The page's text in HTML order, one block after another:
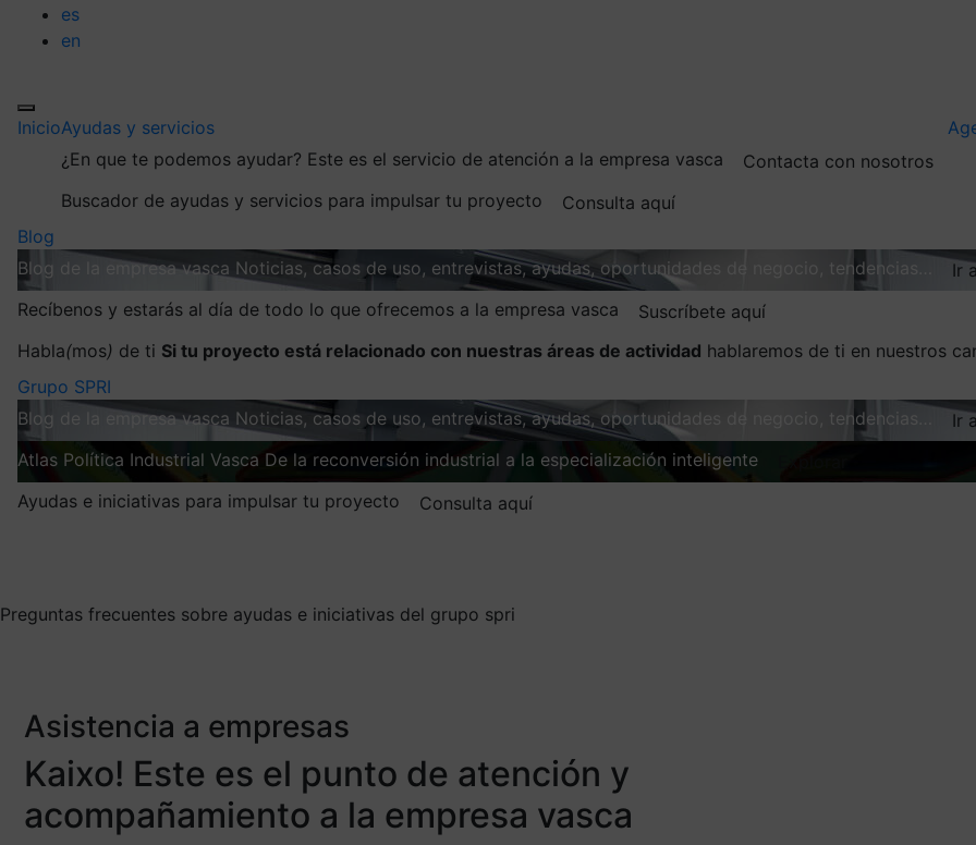
es
en
InicioAyudas y servicios
¿En que te podemos ayudar? Este es el servicio de atención a la empresa vasca
Contacta con nosotros
Buscador de ayudas y servicios para impulsar tu proyecto
Consulta aquí
Blog
Blog de la empresa vasca Noticias, casos de uso, entrevistas, ayudas, oportunidades de negocio, tendencias…
Ir
Recíbenos y estarás al día de todo lo que ofrecemos a la empresa vasca
Suscríbete aquí
Habla(mos) de ti Si tu proyecto está relacionado con nuestras áreas de actividad hablaremos de ti en nuestros
Grupo SPRI
Blog de la empresa vasca Noticias, casos de uso, entrevistas, ayudas, oportunidades de negocio, tendencias…
Ir
Atlas Política Industrial Vasca De la reconversión industrial a la especialización inteligente
Ayudas e iniciativas para impulsar tu proyecto
Consulta aquí
Preguntas frecuentes sobre ayudas e iniciativas del grupo spri
Asistencia a empresas
Kaixo! Este es el punto de atención y
acompañamiento a la empresa vasca